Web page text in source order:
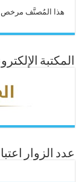
هذا المُصنَّف مرخص
المكتبة
عدد الزوار اعتباراً من